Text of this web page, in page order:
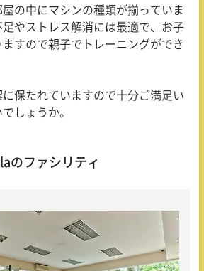
の中にマシンの種類が揃っていま
やストレス解消には最適で、お子
すので親子でトレーニングができ
保たれていますので十分ご満足い
しょうか。
のファシリティ